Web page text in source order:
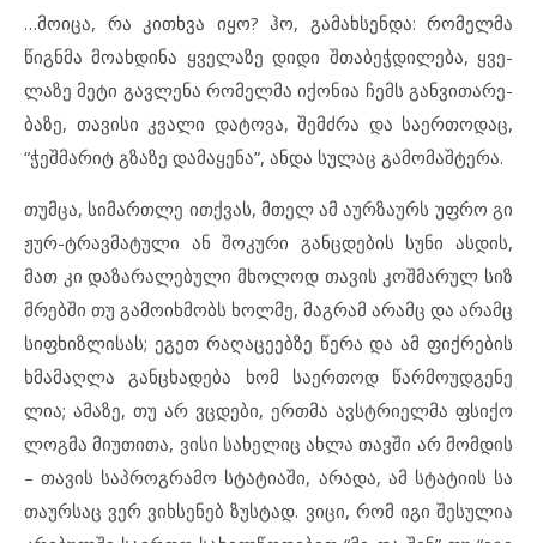
…მო­ი­ცა, რა კითხ­ვა იყო? ჰო, გა­მახ­სენ­და: რო­მელ­მა
წიგ­ნ­მა მო­ახ­დი­ნა ყვე­ლა­ზე დი­დი შთა­ბეჭ­დი­ლე­ბა, ყვე­
ლა­ზე მე­ტი გავ­ლე­ნა რო­მელ­მა იქ­ო­ნია ჩემს გან­ვი­თა­რე­
ბა­ზე, თა­ვი­სი კვა­ლი და­ტო­ვა, შემ­ძ­რა და სა­ერ­თო­დაც,
“ჭეშ­მა­რიტ გზა­ზე და­მა­ყე­ნა”, ან­და სუ­ლაც გა­მო­მაშ­ტე­რა.
თუმცა, სიმართლე ითქვას, მთელ ამ აურზაურს უფრო გი
ჟურ-ტრავმატული ან შოკური განცდების სუნი ასდის,
მათ კი დაზარალებული მხოლოდ თავის კოშმარულ სიზ
მრებში თუ გამოიხმობს ხოლმე, მაგრამ არამც და არამც
სიფხიზლისას; ეგეთ რაღაცეებზე წერა და ამ ფიქრების
ხმამაღლა განცხადება ხომ საერთოდ წარმოუდგენე
ლია; ამაზე, თუ არ ვცდები, ერთმა ავსტრიელმა ფსიქო
ლოგმა მიუთითა, ვისი სახელიც ახლა თავში არ მომდის
– თავის საპროგრამო სტატიაში, არადა, ამ სტატიის სა
თაურსაც ვერ ვიხსენებ ზუსტად. ვიცი, რომ იგი შესულია